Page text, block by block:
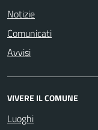
Notizie
Comunicati
Avvisi
VIVERE IL COMUNE
Luoghi